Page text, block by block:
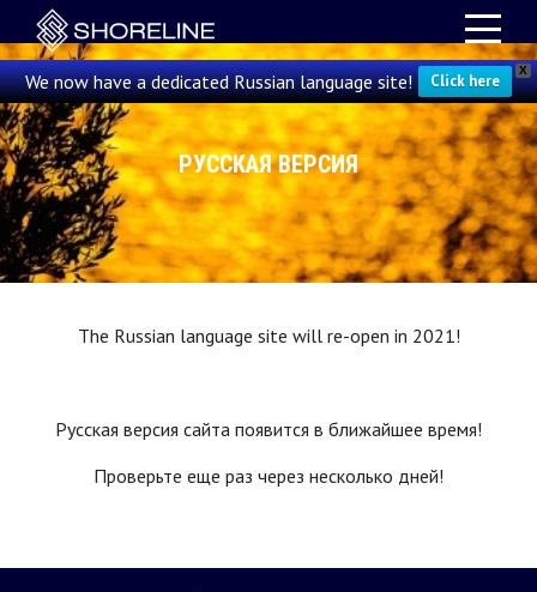
X
We now have a dedicated Russian language site! Click here
РУССКАЯ ВЕРСИЯ
The Russian language site will re-open in 2021!
Русская версия сайта появится в ближайшее время!
Проверьте еще раз через несколько дней!